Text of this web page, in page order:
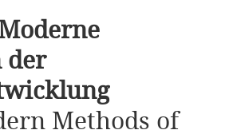
der
Methods of